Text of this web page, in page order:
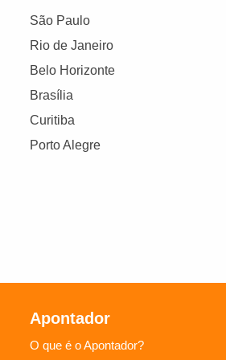
São Paulo
Rio de Janeiro
Belo Horizonte
Brasília
Curitiba
Porto Alegre
Apontador
O que é o Apontador?